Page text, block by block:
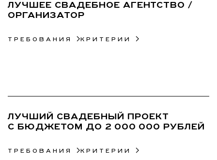
ЛУЧШЕЕ СВАДЕБНОЕ АГЕНТСТВО /
ОРГАНИЗАТОР
ТРЕБОВАНИЯ КРИТЕРИИ
ЛУЧШИЙ СВАДЕБНЫЙ ПРОЕКТ
С БЮДЖЕТОМ ДО 2 000 000 РУБЛЕЙ
ТРЕБОВАНИЯ КРИТЕРИИ